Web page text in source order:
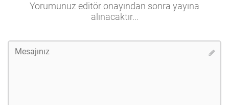
Yorumunuz editör onayından sonra yayına
alınacaktır...